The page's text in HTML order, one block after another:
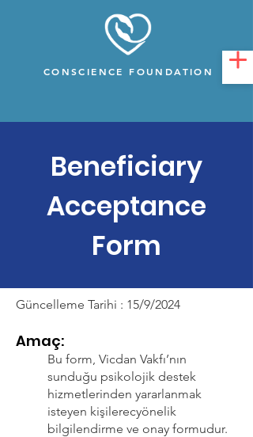
CONSCIENCE FOUNDATION
Beneficiary
Acceptance
Form
Güncelleme Tarihi : 15/9/2024
Amaç:
Bu form, Vicdan Vakfı’nın
sunduğu psikolojik destek
hizmetlerinden yararlanmak
isteyen kişilerecyönelik
bilgilendirme ve onay formudur.